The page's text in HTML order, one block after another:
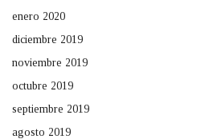
enero 2020
diciembre 2019
noviembre 2019
octubre 2019
septiembre 2019
agosto 2019